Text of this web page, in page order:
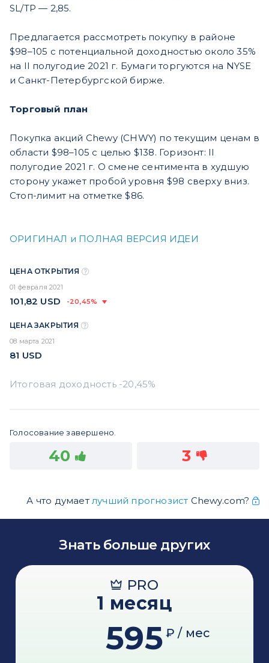
SL/TP — 2,85.
Предлагается рассмотреть покупку в районе
$98–105 с потенциальной доходностью около 35%
на II полугодие 2021 г. Бумаги торгуются на NYSE
и Санкт-Петербургской бирже.
Торговый план
Покупка акций Chewy (CHWY) по текущим ценам в
области $98–105 с целью $138. Горизонт: II
полугодие 2021 г. О смене сентимента в худшую
сторону укажет пробой уровня $98 сверху вниз.
Стоп-лимит на отметке $86.
ОРИГИНАЛ и ПОЛНАЯ ВЕРСИЯ ИДЕИ
ЦЕНА ОТКРЫТИЯ
01 февраля 2021
101,82 USD -20,45%
ЦЕНА ЗАКРЫТИЯ
08 марта 2021
81 USD
Голосование завершено.
40 3
А что думает лучший прогнозист Chewy.com?
Знать больше других
PRO
1 месяц
595 ₽ / мес